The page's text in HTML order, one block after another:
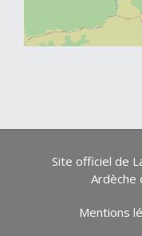
Site officiel de
Ardèche
Mentions